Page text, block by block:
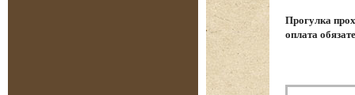
Прогулка
оплата